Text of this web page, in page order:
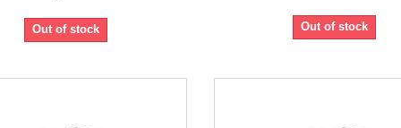
Out of stock Out of stock